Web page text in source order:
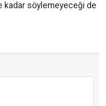
kadar söylemeyeceği de